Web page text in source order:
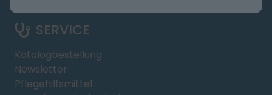
SERVICE
Katalogbestellung
Newsletter
Pflegehilfsmittel